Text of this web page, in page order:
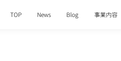
TOP News Blog 事業内容